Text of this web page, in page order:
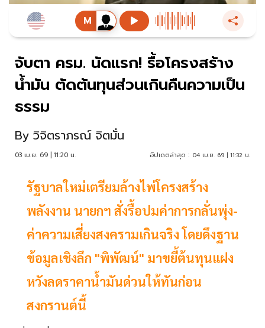
จับตา ครม. นัดแรก! รื้อโครงสร้าง
น้ำมัน ตัดต้นทุนส่วนเกินคืนความเป็น
ธรรม
By วิจิตราภรณ์ จิตมั่น
03 เม.ย. 69 | 11:20 น. อัปเดตล่าสุด : 04 เม.ย. 69 | 11:32 น.
รัฐบาลใหม่เตรียมล้างไพ่โครงสร้าง
พลังงาน นายกฯ สั่งรื้อปมค่าการกลั่นพุ่ง-
ค่าความเสี่ยงสงครามเกินจริง โดยดึงฐาน
ข้อมูลเชิงลึก "พิพัฒน์" มาขยี้ต้นทุนแฝง
หวังลดราคาน้ำมันด่วนให้ทันก่อน
สงกรานต์นี้